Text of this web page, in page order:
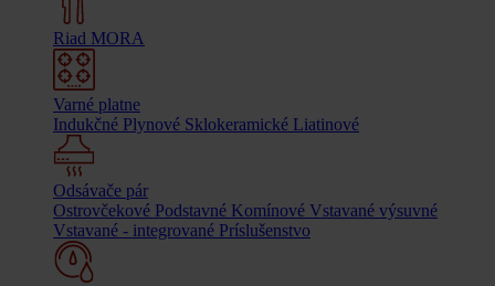
Riad MORA
Varné platne
Indukčné Plynové Sklokeramické Liatinové
Odsávače pár
Ostrovčekové Podstavné Komínové Vstavané výsuvné
Vstavané - integrované Príslušenstvo